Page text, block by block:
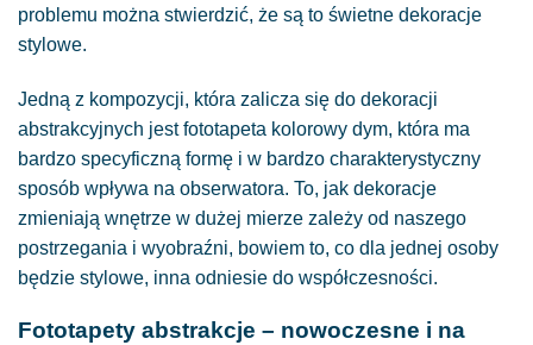
problemu można stwierdzić, że są to świetne dekoracje
stylowe.
Jedną z kompozycji, która zalicza się do dekoracji
abstrakcyjnych jest fototapeta kolorowy dym, która ma
bardzo specyficzną formę i w bardzo charakterystyczny
sposób wpływa na obserwatora. To, jak dekoracje
zmieniają wnętrze w dużej mierze zależy od naszego
postrzegania i wyobraźni, bowiem to, co dla jednej osoby
będzie stylowe, inna odniesie do współczesności.
Fototapety abstrakcje – nowoczesne i na